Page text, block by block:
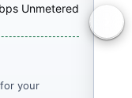
Unmetered
your